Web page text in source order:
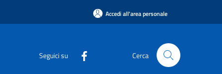
Accedi all'area personale
Seguici su Cerca